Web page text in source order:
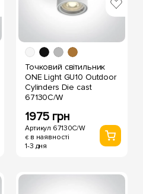
Точковий світильник
ONE Light GU10 Outdoor
Cylinders Die cast
67130C/W
1975 грн
Артикул 67130C/W
є в наявності
1-3 дня